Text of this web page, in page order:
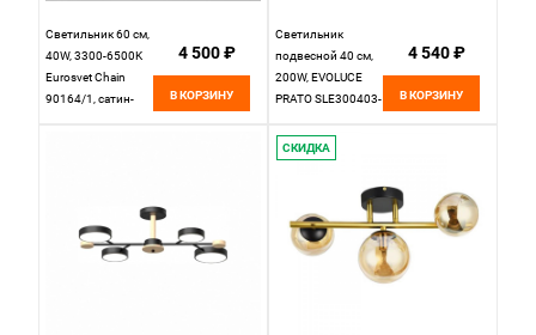
Светильник 60 см,
40W, 3300-6500K
Eurosvet Chain
90164/1, сатин-
4 500 ₽
В КОРЗИНУ
Светильник
подвесной 40 см,
200W, EVOLUCE
PRATO SLE300403-
4 540 ₽
В КОРЗИНУ
СКИДКА